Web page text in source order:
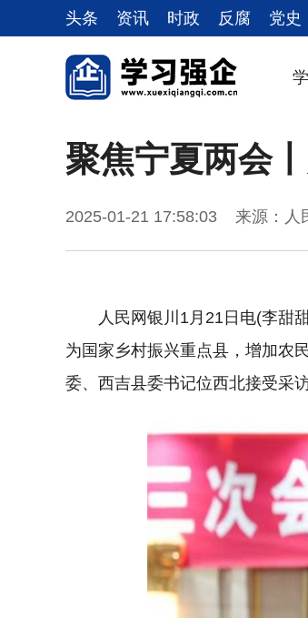
头条 资讯 时政 反腐 党史
聚焦宁夏两会
2025-01-21 17:58:03 来源：
人民网银川1月21日电(李甜
为国家乡村振兴重点县，增加农
委、西吉县委书记位西北接受采访